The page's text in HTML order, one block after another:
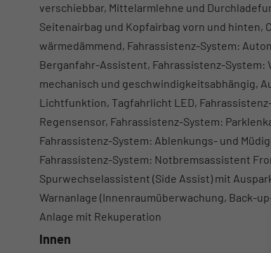
verschiebbar, Mittelarmlehne und
Seitenairbag und Kopfairbag vorn und
wärmedämmend, Fahrassistenz-System:
Berganfahr-Assistent, Fahrassistenz-
mechanisch und geschwindigkeitsabhängig,
Lichtfunktion, Tagfahrlicht LED,
Regensensor, Fahrassistenz-System:
Fahrassistenz-System: Ablenkungs- und
Fahrassistenz-System: Notbremsassistent
Spurwechselassistent (Side Assist) mit
Warnanlage (Innenraumüberwachung, Back-
Anlage mit Rekuperation
Innen